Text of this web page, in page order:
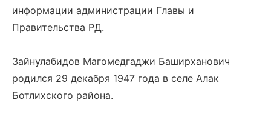
информации администрации Главы и
Правительства РД.
Зайнулабидов Магомедгаджи Баширханович
родился 29 декабря 1947 года в селе Алак
Ботлихского района.